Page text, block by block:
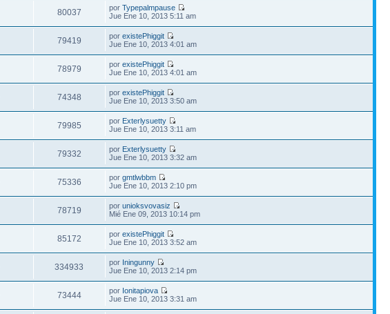
80037 porTypepalmpause
Jue Ene 10, 2013 5:11 am
79419 porexistePhiggit
Jue Ene 10, 2013 4:01 am
78979 porexistePhiggit
Jue Ene 10, 2013 4:01 am
74348 porexistePhiggit
Jue Ene 10, 2013 3:50 am
79985 por Exterlysuetty
Jue Ene 10, 2013 3:11 am
79332 por Exterlysuetty
Jue Ene 10, 2013 3:32 am
75336 porgmtlwbbm
Jue Ene 10, 2013 2:10 pm
78719 porunioksvovasiz
Mié Ene 09, 2013 10:14 pm
85172 porexistePhiggit
Jue Ene 10, 2013 3:52 am
334933 por Iningunny
Jue Ene 10, 2013 2:14 pm
73444 por Ionitapiova
Jue Ene 10, 2013 3:31 am